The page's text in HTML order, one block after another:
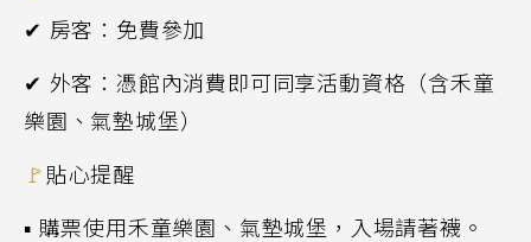
✔ 房客：免費參加
✔ 外客：憑館內消費即可同享活動資格（含禾童
樂園、氣墊城堡）
🚩 貼心提醒
▪ 購票使用 禾童樂園、氣墊城堡， 入場請著襪。